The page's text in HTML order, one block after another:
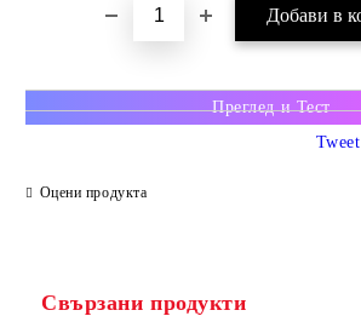
Преглед и Тест
Оцени продукта
Tweet
Свързани продукти